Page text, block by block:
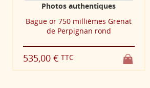
Photos authentiques
Bague or 750 millièmes Grenat
de Perpignan rond
535,00 € TTC